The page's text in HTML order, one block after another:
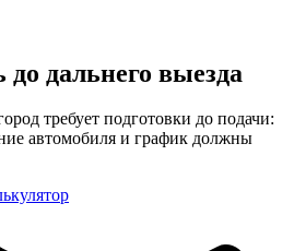
до дальнего выезда
требует подготовки до подачи:
автомобиля и график должны